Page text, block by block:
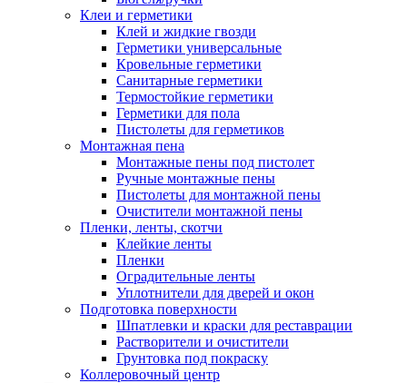
Клеи и герметики
Клей и жидкие гвозди
Герметики универсальные
Кровельные герметики
Санитарные герметики
Термостойкие герметики
Герметики для пола
Пистолеты для герметиков
Монтажная пена
Монтажные пены под пистолет
Ручные монтажные пены
Пистолеты для монтажной пены
Очистители монтажной пены
Пленки, ленты, скотчи
Клейкие ленты
Пленки
Оградительные ленты
Уплотнители для дверей и окон
Подготовка поверхности
Шпатлевки и краски для реставрации
Растворители и очистители
Грунтовка под покраску
Коллеровочный центр